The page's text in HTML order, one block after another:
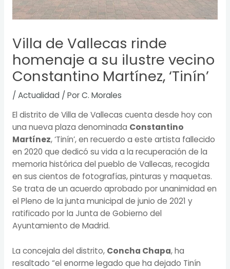
Villa de Vallecas rinde
homenaje a su ilustre vecino
Constantino Martínez, ‘Tinín’
/ Actualidad / PorC. Morales
El distrito de Villa de Vallecas cuenta desde hoy con
una nueva plaza denominada Constantino
Martínez, ‘Tinín’, en recuerdo a este artista fallecido
en 2020 que dedicó su vida a la recuperación de la
memoria histórica del pueblo de Vallecas, recogida
en sus cientos de fotografías, pinturas y maquetas.
Se trata de un acuerdo aprobado por unanimidad en
el Pleno de la junta municipal de junio de 2021 y
ratificado por la Junta de Gobierno del
Ayuntamiento de Madrid.
La concejala del distrito, Concha Chapa, ha
resaltado “el enorme legado que ha dejado Tinín